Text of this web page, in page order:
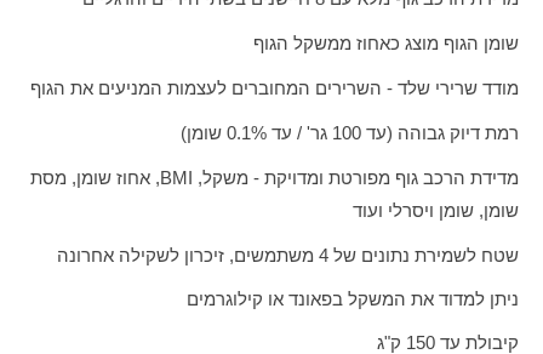
שומן הגוף מוצג כאחוז ממשקל הגוף
מודד שרירי שלד - השרירים המחוברים לעצמות המניעים את הגוף
רמת דיוק גבוהה (עד 100 גר' / עד 0.1% שומן)
מדידת הרכב גוף מפורטת ומדויקת - משקל, BMI, אחוז שומן, מסת
שומן, שומן ויסרלי ועוד
שטח לשמירת נתונים של 4 משתמשים, זיכרון לשקילה אחרונה
ניתן למדוד את המשקל בפאונד או קילוגרמים
קיבולת עד 150 ק"ג